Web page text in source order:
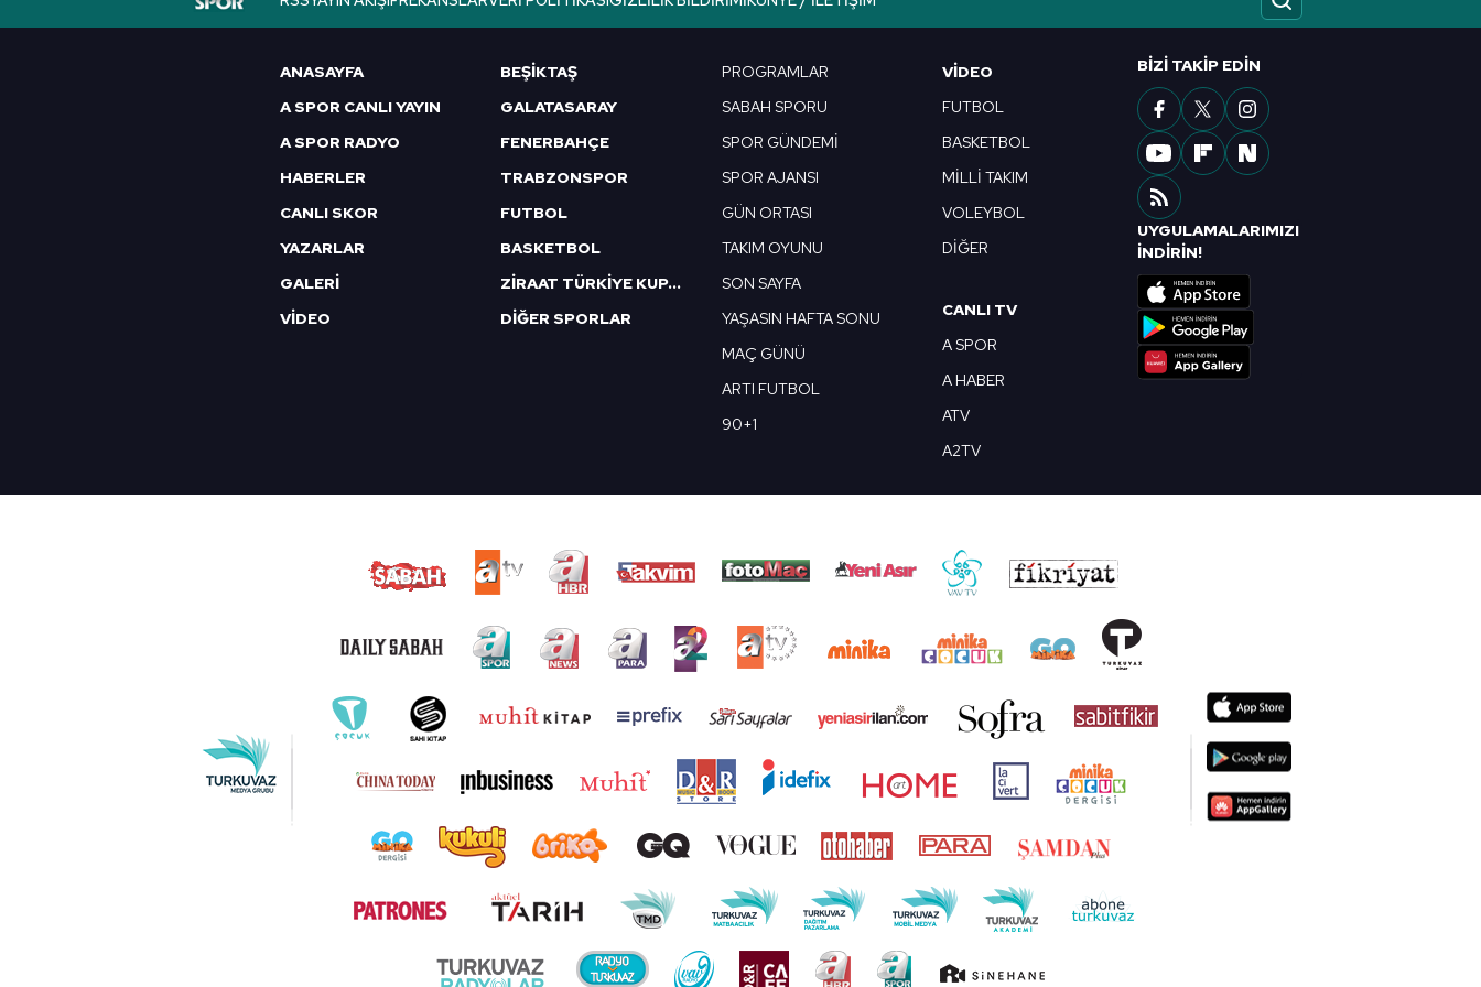
6698 sayılı Kişisel Verilerin Korunması Kanunu uyarınca hazırlanmış Aydınlatma Metnimizi okumak ve sitemizde ilgili
mevzuata uygun olarak kullanılan çerezlerle ilgili bilgi almak için lütfen
ANASAYFA
A SPOR CANLI YAYIN
A SPOR RADYO
HABERLER
CANLI SKOR
YAZARLAR
GALERİ
VİDEO
BEŞİKTAŞ
GALATASARAY
FENERBAHÇE
TRABZONSPOR
FUTBOL
BASKETBOL
ZİRAAT TÜRKİYE KUPASI
DİĞER SPORLAR
PROGRAMLAR
SABAH SPORU
SPOR GÜNDEMİ
SPOR AJANSI
GÜN ORTASI
TAKIM OYUNU
SON SAYFA
YAŞASIN HAFTA SONU
MAÇ GÜNÜ
ARTI FUTBOL
90+1
VIDEO
FUTBOL
BASKETBOL
MİLLİ TAKIM
VOLEYBOL
DİĞER
CANLI TV
A SPOR
A HABER
ATV
A2TV
BIZI TAKIP EDIN
UYGULAMALARIMIZI
İNDİRİN!